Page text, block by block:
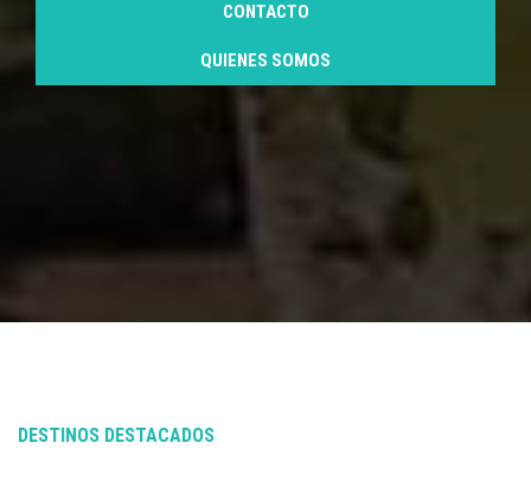
CONTACTO
QUIENES SOMOS
DESTINOS DESTACADOS